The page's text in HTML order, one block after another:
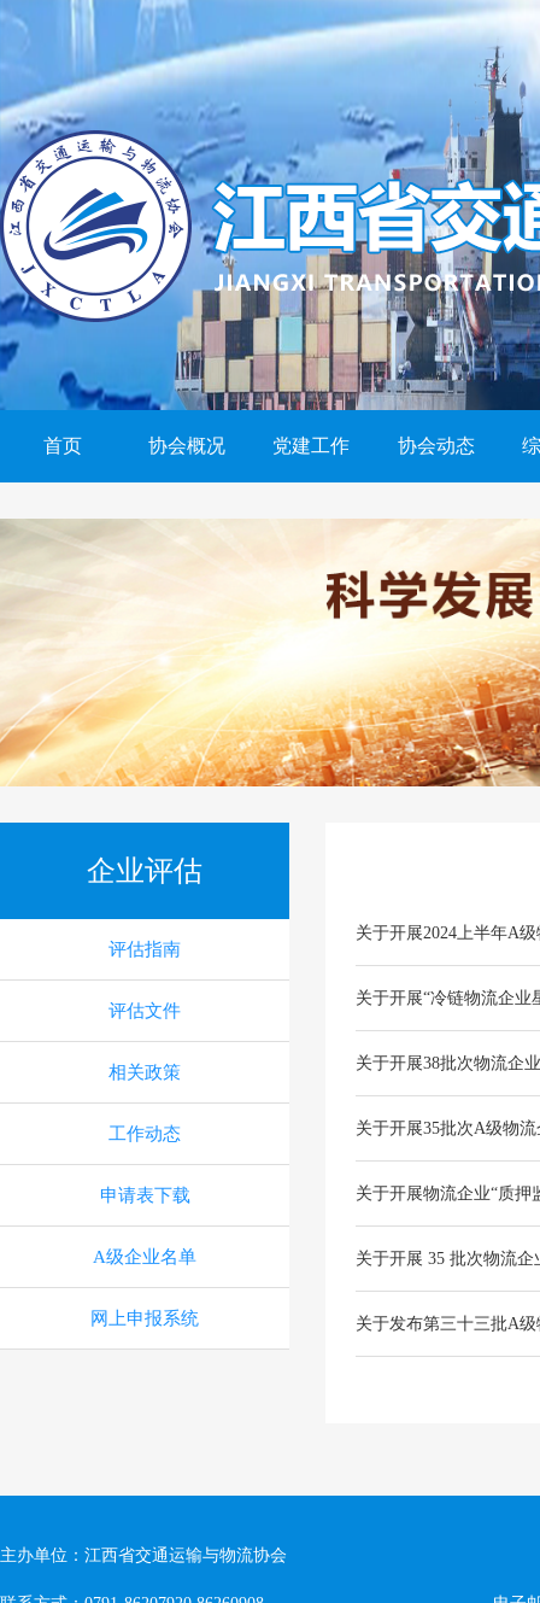
首页 协会概况 党建工作 协会动态
企业评估
评估指南
评估文件
相关政策
工作动态
申请表下载
A级企业名单
网上申报系统
关于开展2024上半年A
关于开展“冷链物流企业
关于开展38批次物流企
关于开展35批次A级物
关于开展物流企业“质押
关于开展 35 批次物流
关于发布第三十三批A
主办单位：江西省交通运输与物流协会